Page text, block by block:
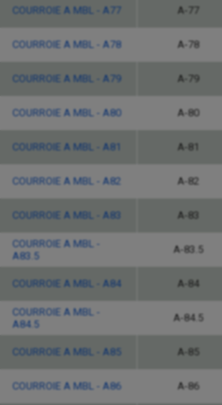
COURROIE A MBL - A77 A-77
COURROIE A MBL - A78 A-78
COURROIE A MBL - A79 A-79
COURROIE A MBL - A80 A-80
COURROIE A MBL - A81 A-81
COURROIE A MBL - A82 A-82
COURROIE A MBL - A83 A-83
COURROIE A MBL -
A83.5
A-83.5
COURROIE A MBL - A84 A-84
COURROIE A MBL -
A84.5
A-84.5
COURROIE A MBL - A85 A-85
COURROIE A MBL - A86 A-86